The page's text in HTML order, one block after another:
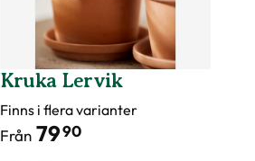
Kruka Lervik
Finns i flera varianter
Från 7990